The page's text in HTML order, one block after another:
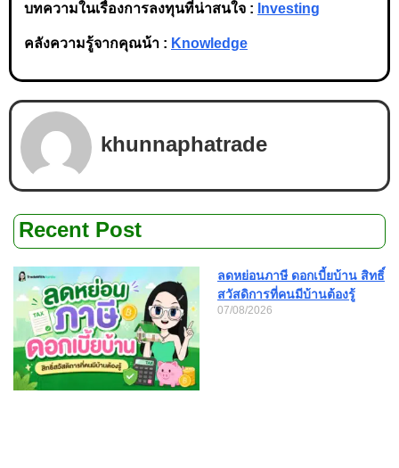
บทความในเรื่องการลงทุนที่น่าสนใจ : Investing
คลังความรู้จากคุณน้า : Knowledge
khunnaphatrade
Recent Post
ลดหย่อนภาษี ดอกเบี้ยบ้าน สิทธิ์
สวัสดิการที่คนมีบ้านต้องรู้
07/08/2026